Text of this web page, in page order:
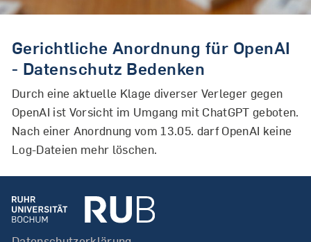
Gerichtliche Anordnung für OpenAI
- Datenschutz Bedenken
Durch eine aktuelle Klage diverser Verleger gegen
OpenAI ist Vorsicht im Umgang mit ChatGPT geboten.
Nach einer Anordnung vom 13.05. darf OpenAI keine
Log-Dateien mehr löschen.